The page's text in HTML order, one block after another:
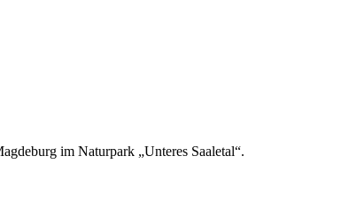
im Naturpark „Unteres Saaletal“.